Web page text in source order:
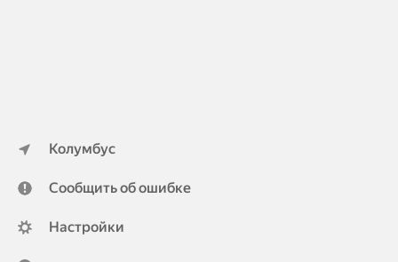
Колумбус
Сообщить об ошибке
Настройки